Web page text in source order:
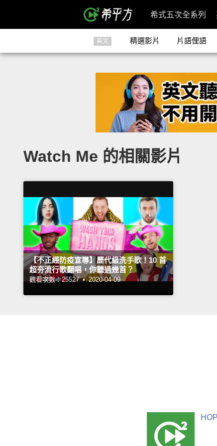
希式五次全系列
英文 精選影片 片語俚語
Watch Me 的相關影片
【不正經防疫宣導】歷代級洗手歌！10 首
超夯流行歌翻唱，你聽過幾首？
觀看次數：25527 • 2020-04-09